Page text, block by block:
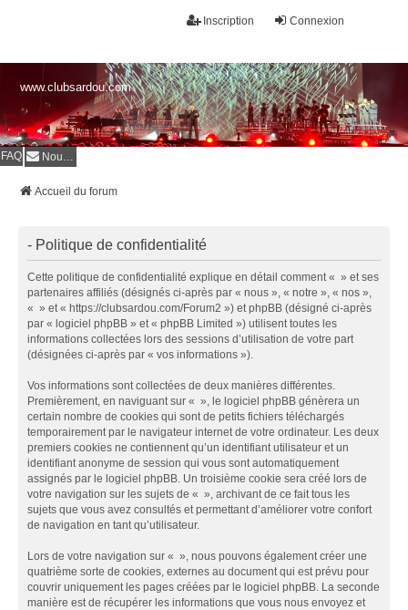
Connexion
Inscription
www.clubsardou.com
FAQ Nous contacter
Accueil du forum
- Politique de confidentialité
Cette politique de confidentialité explique en détail comment « » et ses
partenaires affiliés (désignés ci-après par « nous », « notre », « nos »,
« » et « https://clubsardou.com/Forum2 ») et phpBB (désigné ci-après
par « logiciel phpBB » et « phpBB Limited ») utilisent toutes les
informations collectées lors des sessions d’utilisation de votre part
(désignées ci-après par « vos informations »).
Vos informations sont collectées de deux manières différentes.
Premièrement, en naviguant sur « », le logiciel phpBB génèrera un
certain nombre de cookies qui sont de petits fichiers téléchargés
temporairement par le navigateur internet de votre ordinateur. Les deux
premiers cookies ne contiennent qu’un identifiant utilisateur et un
identifiant anonyme de session qui vous sont automatiquement
assignés par le logiciel phpBB. Un troisième cookie sera créé lors de
votre navigation sur les sujets de « », archivant de ce fait tous les
sujets que vous avez consultés et permettant d’améliorer votre confort
de navigation en tant qu’utilisateur.
Lors de votre navigation sur « », nous pouvons également créer une
quatrième sorte de cookies, externes au document qui est prévu pour
couvrir uniquement les pages créées par le logiciel phpBB. La seconde
manière est de récupérer les informations que vous nous envoyez et